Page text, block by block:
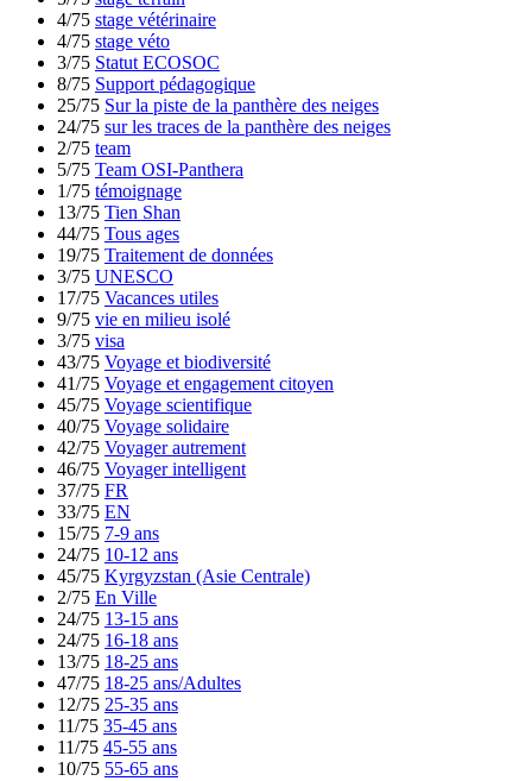
4/75 stage vétérinaire
4/75 stage véto
3/75 Statut ECOSOC
8/75 Support pédagogique
25/75 Sur la piste de la panthère des neiges
24/75 sur les traces de la panthère des neiges
2/75 team
5/75 Team OSI-Panthera
1/75 témoignage
13/75 Tien Shan
44/75 Tous ages
19/75 Traitement de données
3/75 UNESCO
17/75 Vacances utiles
9/75 vie en milieu isolé
3/75 visa
43/75 Voyage et biodiversité
41/75 Voyage et engagement citoyen
45/75 Voyage scientifique
40/75 Voyage solidaire
42/75 Voyager autrement
46/75 Voyager intelligent
37/75 FR
33/75 EN
15/75 7-9 ans
24/75 10-12 ans
45/75 Kyrgyzstan (Asie Centrale)
2/75 En Ville
24/75 13-15 ans
24/75 16-18 ans
13/75 18-25 ans
47/75 18-25 ans/Adultes
12/75 25-35 ans
11/75 35-45 ans
11/75 45-55 ans
10/75 55-65 ans